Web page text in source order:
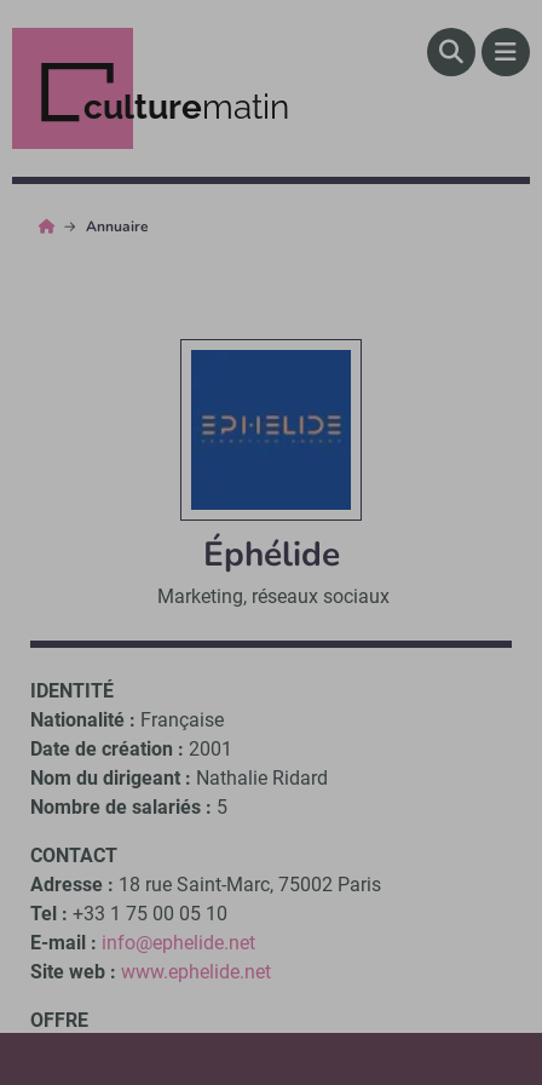
culturematin
Annuaire
Éphélide
Marketing, réseaux sociaux
IDENTITÉ
Nationalité : Française
Date de création : 2001
Nom du dirigeant : Nathalie Ridard
Nombre de salariés : 5
CONTACT
Adresse : 18 rue Saint-Marc, 75002 Paris
Tel : +33 1 75 00 05 10
E-mail : info@ephelide.net
Site web : www.ephelide.net
OFFRE